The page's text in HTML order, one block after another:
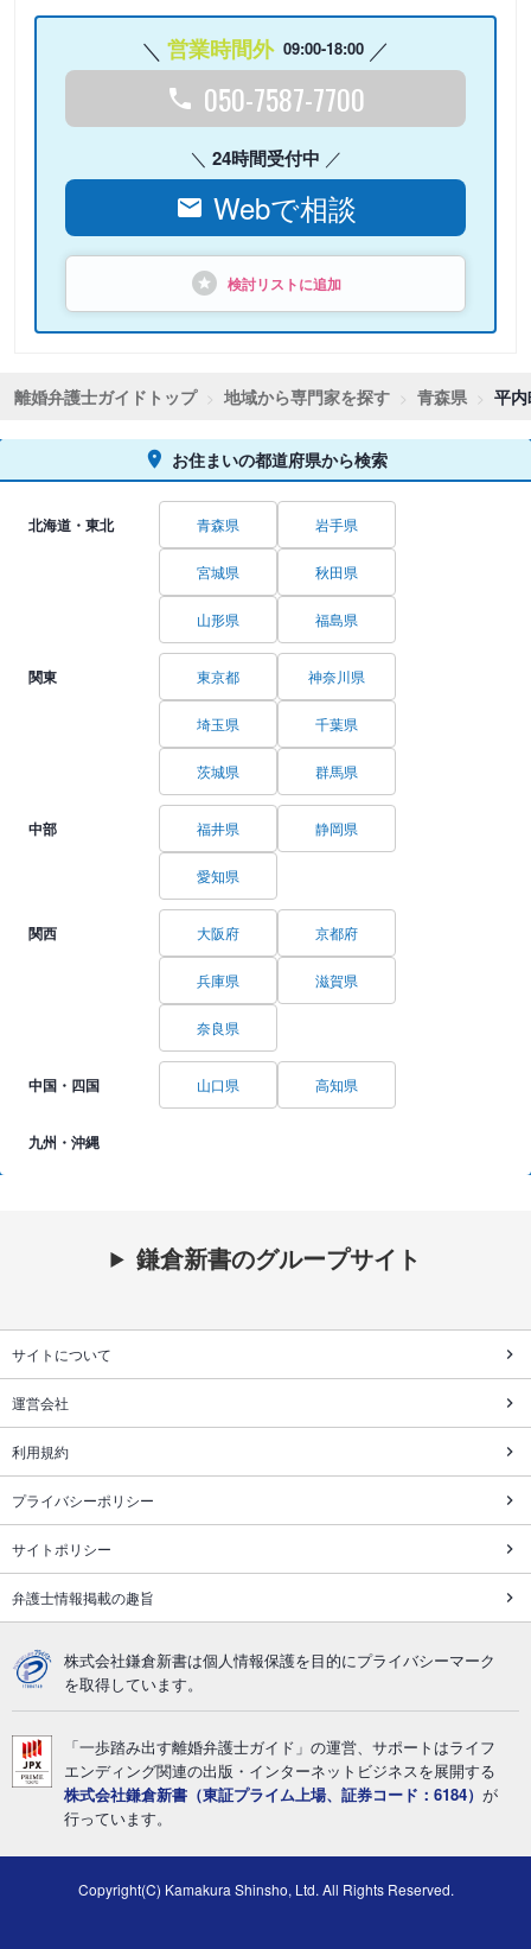
営業時間外 09:00-18:00
050-7587-7700
24時間受付中
Webで相談
検討リストに追加
離婚弁護士ガイドトップ 地域から専門家を探す 青森県 平
お住まいの都道府県から検索
北海道・東北 青森県 岩手県
宮城県 秋田県
山形県 福島県
関東 東京都 神奈川県
埼玉県 千葉県
茨城県 群馬県
中部 福井県 静岡県
愛知県
関西 大阪府 京都府
兵庫県 滋賀県
奈良県
中国・四国 山口県 高知県
九州・沖縄
鎌倉新書のグループサイト
サイトについて
運営会社
利用規約
プライバシーポリシー
サイトポリシー
弁護士情報掲載の趣旨
株式会社鎌倉新書は個人情報保護を目的にプライバシーマーク
を取得しています。
「一歩踏み出す離婚弁護士ガイド」の運営、サポートはライフ
エンディング関連の出版・インターネットビジネスを展開する
株式会社鎌倉新書（東証プライム上場、証券コード：6184） が
行っています。
Copyright(C) Kamakura Shinsho, Ltd. All Rights Reserved.